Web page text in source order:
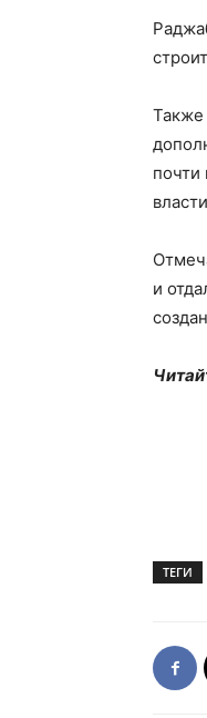
Также
почти
и
ТЕГИ